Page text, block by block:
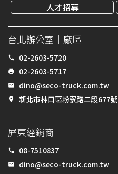
人才招募
台北辦公室｜廠區
call 02-2603-5720
print 02-2603-5717
email dino@seco-truck.com.tw
place 新北市林口區粉寮路二段677號
屏東經銷商
call 08-7510837
email
dino@seco-truck.com.tw